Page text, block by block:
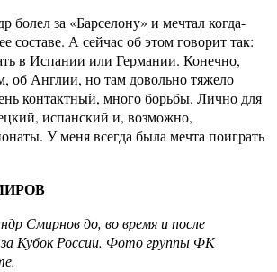
болел за «Барселону» и мечтал когда-
составе. А сейчас об этом говорит так:
в Испании или Германии. Конечно,
об Англии, но там довольно тяжело
контактный, много борьбы. Лично для
испанский и, возможно,
У меня всегда была мечта поиграть
Смирнов до, во время и после
Кубок России. Фото группы ФК